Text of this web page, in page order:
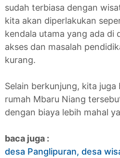
sudah terbiasa dengan
kita akan diperlakukan
kendala utama yang ada di
akses dan masalah
kurang.
Selain berkunjung, kita juga
rumah Mbaru Niang
dengan biaya lebih mahal
baca juga :
desa Panglipuran, desa